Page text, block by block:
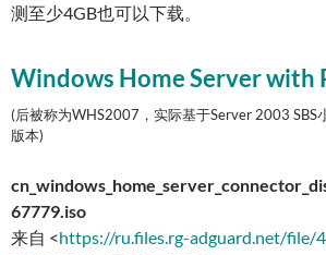
测至少4GB也可以下载。
Windows Home Server with
(后被称为WHS2007，实际基于Server 2003 SBS
版本)
67779.iso
来自 <https://ru.files.rg-adguard.net/file/